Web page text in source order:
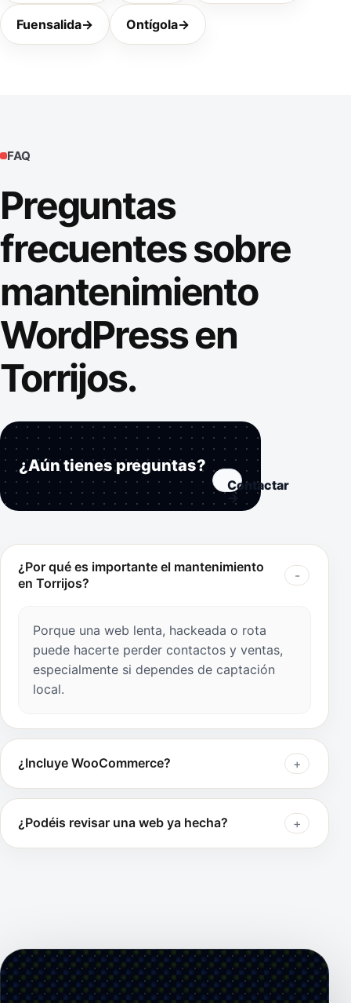
Fuensalida→ Ontígola→
FAQ
Preguntas
frecuentes sobre
mantenimiento
WordPress en
Torrijos.
¿Aún tienes preguntas?
Contactar
→
¿Por qué es importante el mantenimiento
en Torrijos?
Porque una web lenta, hackeada o rota
puede hacerte perder contactos y ventas,
especialmente si dependes de captación
local.
¿Incluye WooCommerce?
¿Podéis revisar una web ya hecha?